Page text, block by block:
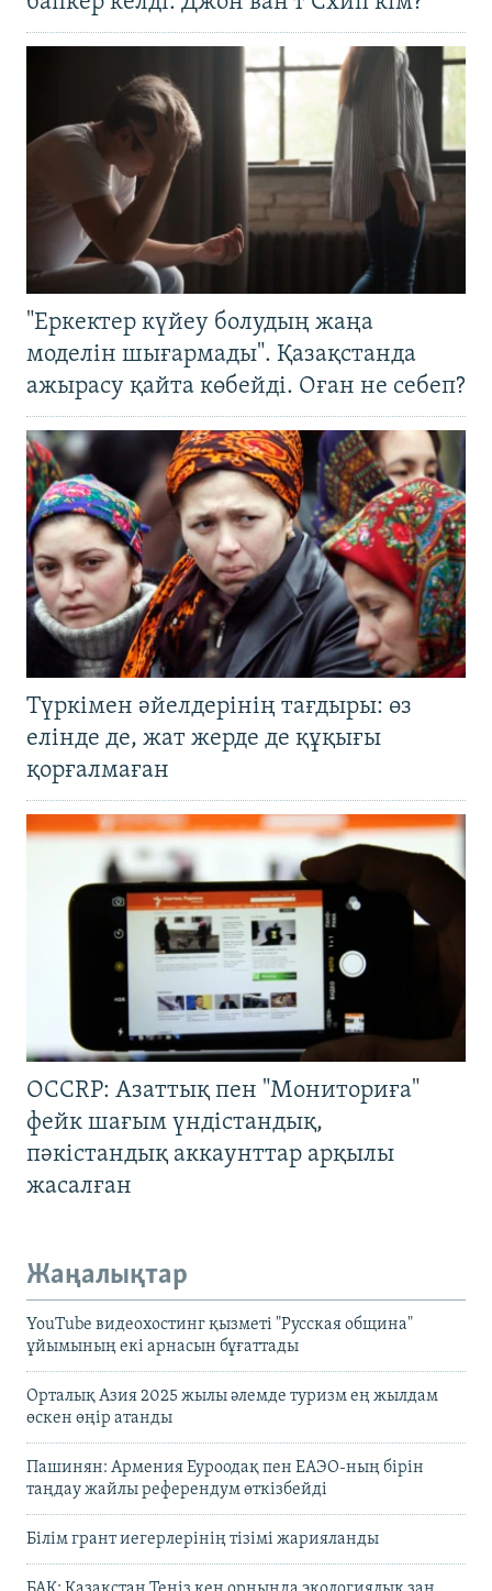
"Еркектер күйеу болудың жаңа
моделін шығармады". Қазақстанда
ажырасу қайта көбейді. Оған не себеп?
Түркімен әйелдерінің тағдыры: өз
елінде де, жат жерде де құқығы
қорғалмаған
OCCRP: Азаттық пен "Мониториға"
фейк шағым үндістандық,
пәкістандық аккаунттар арқылы
жасалған
Жаңалықтар
YouTube видеохостинг қызметі "Русская община"
ұйымының екі арнасын бұғаттады
Орталық Азия 2025 жылы әлемде туризм ең жылдам
өскен өңір атанды
Пашинян: Армения Еуроодақ пен ЕАЭО-ның бірін
таңдау жайлы референдум өткізбейді
Білім грант иегерлерінің тізімі жарияланды